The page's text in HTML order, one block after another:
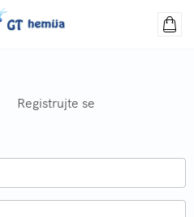
Registrujte se